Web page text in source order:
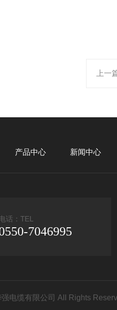
上一
产品中心 新闻中心
话：TEL
7046995
强电缆有限公司 All Rights